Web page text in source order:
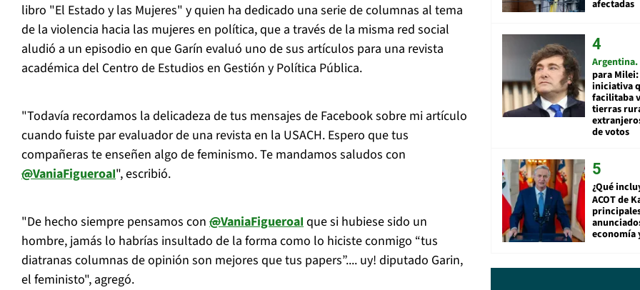
libro "El Estado y las Mujeres" y quien ha dedicado una serie de columnas al tema
de la violencia hacia las mujeres en política, que a través de la misma red social
aludió a un episodio en que Garín evaluó uno de sus artículos para una revista
académica del Centro de Estudios en Gestión y Política Pública.
"Todavía recordamos la delicadeza de tus mensajes de Facebook sobre mi artículo
cuando fuiste par evaluador de una revista en la USACH. Espero que tus
compañeras te enseñen algo de feminismo. Te mandamos saludos con
@VaniaFigueroaI", escribió.
"De hecho siempre pensamos con @VaniaFigueroaIque si hubiese sido un
hombre, jamás lo habrías insultado de la forma como lo hiciste conmigo “tus
diatranas columnas de opinión son mejores que tus papers”.... uy! diputado Garin,
el feministo", agregó.
afectadas
Argentina
para
iniciativa
facilitaba
tierras
de votos
¿Qué
ACOT de
economía